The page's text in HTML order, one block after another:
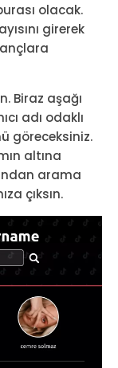
olacak.
girerek
Biraz aşağı
adı odaklı
göreceksiniz.
altına
arama
çıksın.